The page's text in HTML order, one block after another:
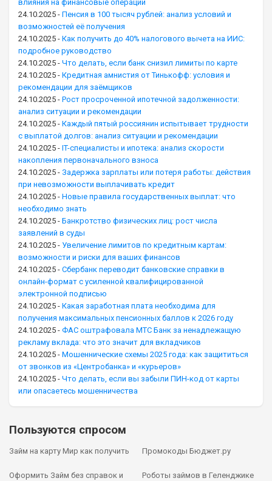
влияния на финансовые операции
24.10.2025 - Пенсия в 100 тысяч рублей: анализ условий и
возможностей её получения
24.10.2025 - Как получить до 40% налогового вычета на ИИС:
подробное руководство
24.10.2025 - Что делать, если банк снизил лимиты по карте
24.10.2025 - Кредитная амнистия от Тинькофф: условия и
рекомендации для заёмщиков
24.10.2025 - Рост просроченной ипотечной задолженности:
анализ ситуации и рекомендации
24.10.2025 - Каждый пятый россиянин испытывает трудности
с выплатой долгов: анализ ситуации и рекомендации
24.10.2025 - IT-специалисты и ипотека: анализ скорости
накопления первоначального взноса
24.10.2025 - Задержка зарплаты или потеря работы: действия
при невозможности выплачивать кредит
24.10.2025 - Новые правила государственных выплат: что
необходимо знать
24.10.2025 - Банкротство физических лиц: рост числа
заявлений в суды
24.10.2025 - Увеличение лимитов по кредитным картам:
возможности и риски для ваших финансов
24.10.2025 - Сбербанк переводит банковские справки в
онлайн-формат с усиленной квалифицированной
электронной подписью
24.10.2025 - Какая заработная плата необходима для
получения максимальных пенсионных баллов к 2026 году
24.10.2025 - ФАС оштрафовала МТС Банк за ненадлежащую
рекламу вклада: что это значит для вкладчиков
24.10.2025 - Мошеннические схемы 2025 года: как защититься
от звонков из «Центробанка» и «курьеров»
24.10.2025 - Что делать, если вы забыли ПИН-код от карты
или опасаетесь мошенничества
Пользуются спросом
Займ на карту Мир как получить Промокоды Бюджет.ру
Оформить Займ без справок и
Роботы займов в Геленджике